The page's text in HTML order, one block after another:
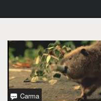
Carma